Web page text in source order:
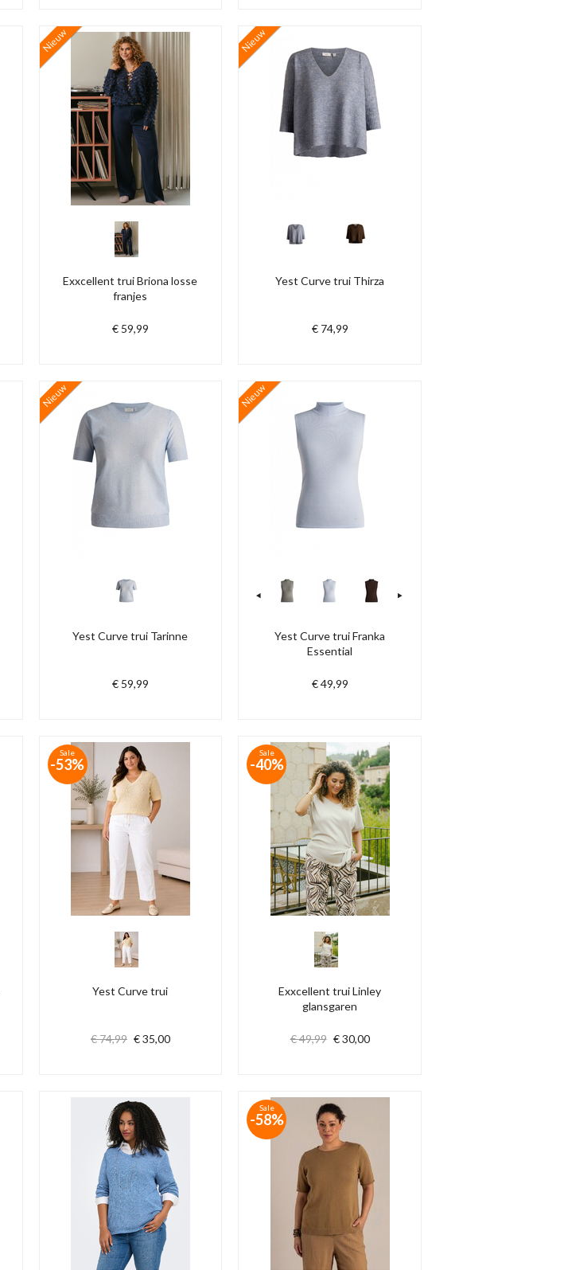
Nieuw
Exxcellent trui Briona losse
franjes
€ 59,99
Nieuw
Yest Curve trui Thirza
€ 74,99
Nieuw
Yest Curve trui Tarinne
€ 59,99
Nieuw
Yest Curve trui Franka
Essential
€ 49,99
Yest Curve trui
€ 74,99 € 35,00
Sale
-53%
Exxcellent trui Linley
glansgaren
€ 49,99 € 30,00
Sale
-40%
Sale
-58%